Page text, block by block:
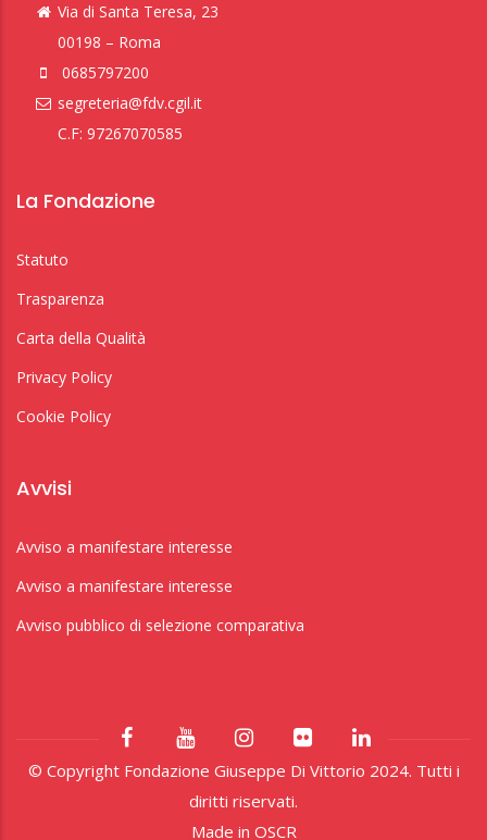
Via di Santa Teresa, 23
00198 – Roma
0685797200
segreteria@fdv.cgil.it
C.F: 97267070585
La Fondazione
Statuto
Trasparenza
Carta della Qualità
Privacy Policy
Cookie Policy
Avvisi
Avviso a manifestare interesse
Avviso a manifestare interesse
Avviso pubblico di selezione comparativa
© Copyright Fondazione Giuseppe Di Vittorio 2024. Tutti i
diritti riservati.
Made in OSCR